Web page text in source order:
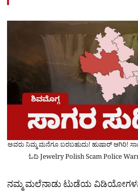
ಅವರು ನಿಮ್ಮ ಮನೆಗೂ ಬರಬಹುದು! ಹುಷಾರ್ ಆಗಿರಿ!
ಓದಿ Jewelry Polish Scam Police
ನಮ್ಮ ಮಲೆನಾಡು ಟುಡೆಯ